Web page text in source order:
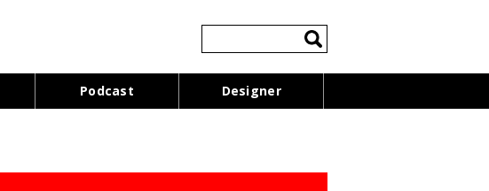
索:
Podcast Designer